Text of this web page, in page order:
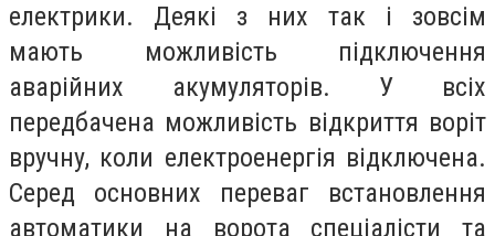
електрики. Деякі з них так і зовсім
мають можливість підключення
аварійних акумуляторів. У всіх
передбачена можливість відкриття воріт
вручну, коли електроенергія відключена.
Серед основних переваг встановлення
автоматики на ворота спеціалісти та